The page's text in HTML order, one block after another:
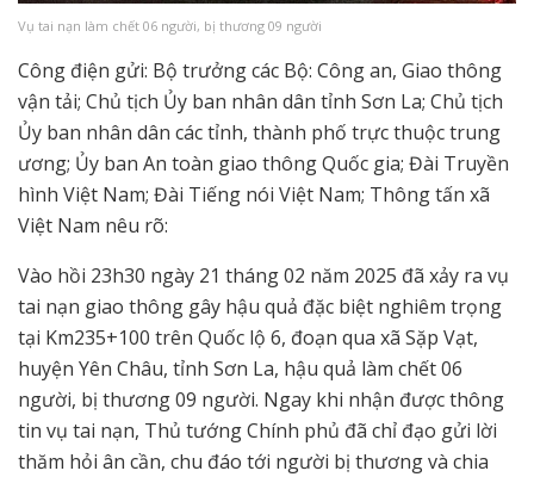
Vụ tai nạn làm chết 06 người, bị thương 09 người
Công điện gửi: Bộ trưởng các Bộ: Công an, Giao thông
vận tải; Chủ tịch Ủy ban nhân dân tỉnh Sơn La; Chủ tịch
Ủy ban nhân dân các tỉnh, thành phố trực thuộc trung
ương; Ủy ban An toàn giao thông Quốc gia; Đài Truyền
hình Việt Nam; Đài Tiếng nói Việt Nam; Thông tấn xã
Việt Nam nêu rõ:
Vào hồi 23h30 ngày 21 tháng 02 năm 2025 đã xảy ra vụ
tai nạn giao thông gây hậu quả đặc biệt nghiêm trọng
tại Km235+100 trên Quốc lộ 6, đoạn qua xã Sặp Vạt,
huyện Yên Châu, tỉnh Sơn La, hậu quả làm chết 06
người, bị thương 09 người. Ngay khi nhận được thông
tin vụ tai nạn, Thủ tướng Chính phủ đã chỉ đạo gửi lời
thăm hỏi ân cần, chu đáo tới người bị thương và chia